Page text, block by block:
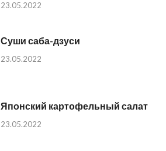
23.05.2022
Суши саба-дзуси
23.05.2022
Японский картофельный салат
23.05.2022